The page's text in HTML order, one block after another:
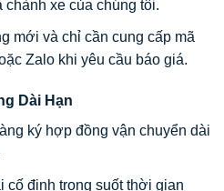
chành xe của chúng tôi.
mới và chỉ cần cung cấp mã
Zalo khi yêu cầu báo giá.
Dài Hạn
ký hợp đồng vận chuyển dài
cố định trong suốt thời gian